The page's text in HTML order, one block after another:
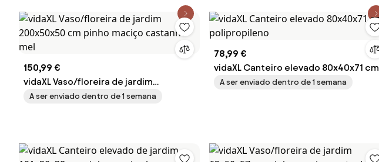
150,99 €
vidaXL Vaso/floreira de jardim
200x50x50 cm pinho maciço
A ser enviado dentro de 1 semana
78,99 €
vidaXL Canteiro elevado 80x40x71 cm
polipropileno
A ser enviado dentro de 1 semana